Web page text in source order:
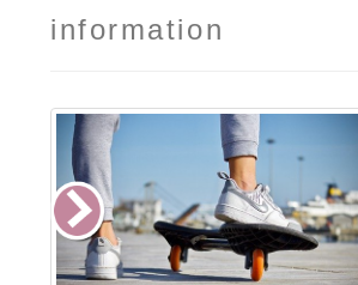
information